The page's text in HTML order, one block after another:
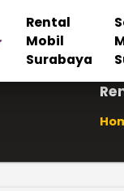
Rental
Mobil
Surabaya